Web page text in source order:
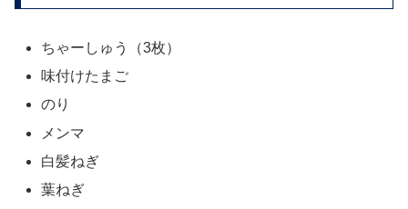
ちゃーしゅう（3枚）
味付けたまご
のり
メンマ
白髪ねぎ
葉ねぎ